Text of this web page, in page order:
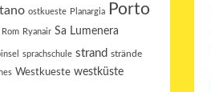
ostkueste Planargia
Porto
Rom Ryanair Sa Lumenera
sprachschule strand strände
Westkueste westküste